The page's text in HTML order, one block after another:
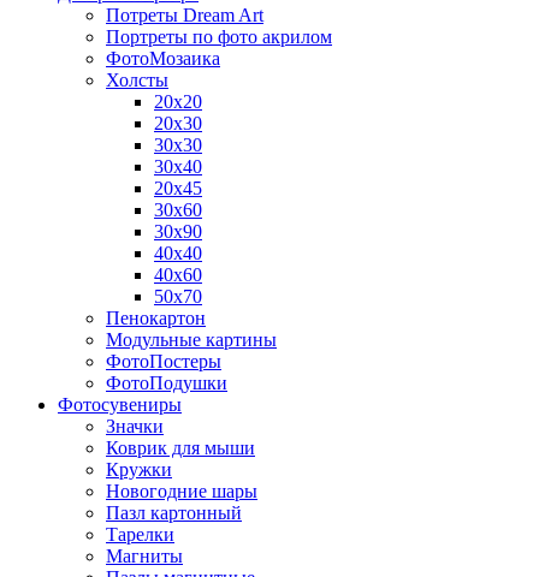
Потреты Dream Art
Портреты по фото акрилом
ФотоМозаика
Холсты
20х20
20х30
30х30
30х40
20х45
30х60
30х90
40х40
40х60
50х70
Пенокартон
Модульные картины
ФотоПостеры
ФотоПодушки
Фотоcувениры
Значки
Коврик для мыши
Кружки
Новогодние шары
Пазл картонный
Тарелки
Магниты